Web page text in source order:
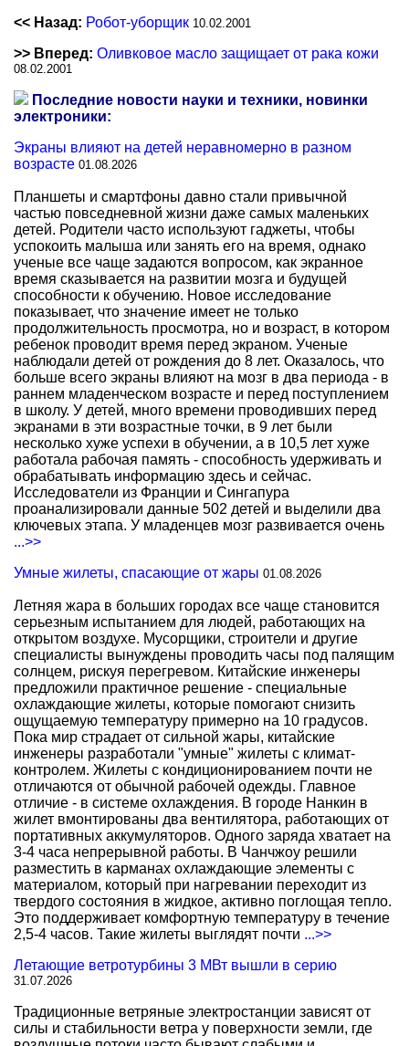
<< Назад: Робот-уборщик 10.02.2001
>> Вперед: Оливковое масло защищает от рака кожи
08.02.2001
Последние новости науки и техники, новинки
электроники:
Экраны влияют на детей неравномерно в разном
возрасте 01.08.2026
Планшеты и смартфоны давно стали привычной
частью повседневной жизни даже самых маленьких
детей. Родители часто используют гаджеты, чтобы
успокоить малыша или занять его на время, однако
ученые все чаще задаются вопросом, как экранное
время сказывается на развитии мозга и будущей
способности к обучению. Новое исследование
показывает, что значение имеет не только
продолжительность просмотра, но и возраст, в котором
ребенок проводит время перед экраном. Ученые
наблюдали детей от рождения до 8 лет. Оказалось, что
больше всего экраны влияют на мозг в два периода - в
раннем младенческом возрасте и перед поступлением
в школу. У детей, много времени проводивших перед
экранами в эти возрастные точки, в 9 лет были
несколько хуже успехи в обучении, а в 10,5 лет хуже
работала рабочая память - способность удерживать и
обрабатывать информацию здесь и сейчас.
Исследователи из Франции и Сингапура
проанализировали данные 502 детей и выделили два
ключевых этапа. У младенцев мозг развивается очень
...>>
Умные жилеты, спасающие от жары 01.08.2026
Летняя жара в больших городах все чаще становится
серьезным испытанием для людей, работающих на
открытом воздухе. Мусорщики, строители и другие
специалисты вынуждены проводить часы под палящим
солнцем, рискуя перегревом. Китайские инженеры
предложили практичное решение - специальные
охлаждающие жилеты, которые помогают снизить
ощущаемую температуру примерно на 10 градусов.
Пока мир страдает от сильной жары, китайские
инженеры разработали "умные" жилеты с климат-
контролем. Жилеты с кондиционированием почти не
отличаются от обычной рабочей одежды. Главное
отличие - в системе охлаждения. В городе Нанкин в
жилет вмонтированы два вентилятора, работающих от
портативных аккумуляторов. Одного заряда хватает на
3-4 часа непрерывной работы. В Чанчжоу решили
разместить в карманах охлаждающие элементы с
материалом, который при нагревании переходит из
твердого состояния в жидкое, активно поглощая тепло.
Это поддерживает комфортную температуру в течение
2,5-4 часов. Такие жилеты выглядят почти ...>>
Летающие ветротурбины 3 МВт вышли в серию
31.07.2026
Традиционные ветряные электростанции зависят от
силы и стабильности ветра у поверхности земли, где